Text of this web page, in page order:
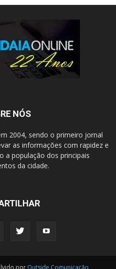
NÓS
2004, sendo o primeiro jornal
as informações com rapidez e
a população dos principais
da cidade.
por Outside Comunicação